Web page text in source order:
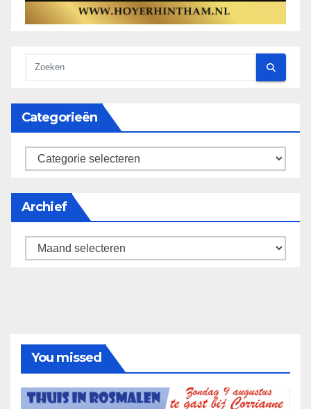
Categorieën
categorieën
Archief
Archief
You missed